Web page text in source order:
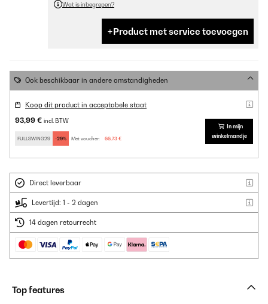
Wat is inbegrepen?
Product met service toevoegen
Ook beschikbaar in andere omstandigheden
Koop dit product in acceptabele staat
93,99 € incl. BTW
FULLSWING29 -29% Met voucher: 66,73 €
In mijn
winkelmandje
Direct leverbaar
Levertijd: 1 - 2 dagen
14 dagen retourrecht
Top features